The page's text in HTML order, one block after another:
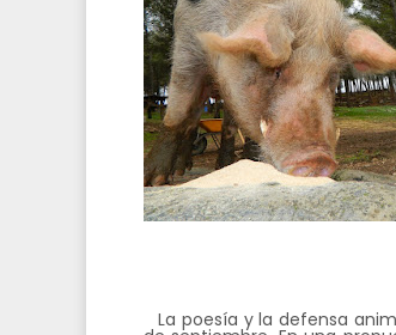
La poesía y la defensa